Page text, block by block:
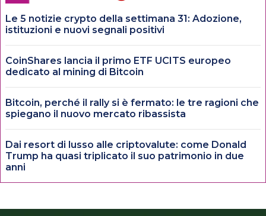
Le 5 notizie crypto della settimana 31: Adozione,
istituzioni e nuovi segnali positivi
CoinShares lancia il primo ETF UCITS europeo
dedicato al mining di Bitcoin
Bitcoin, perché il rally si è fermato: le tre ragioni che
spiegano il nuovo mercato ribassista
Dai resort di lusso alle criptovalute: come Donald
Trump ha quasi triplicato il suo patrimonio in due
anni